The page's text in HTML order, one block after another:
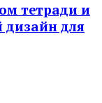
тетради и
для